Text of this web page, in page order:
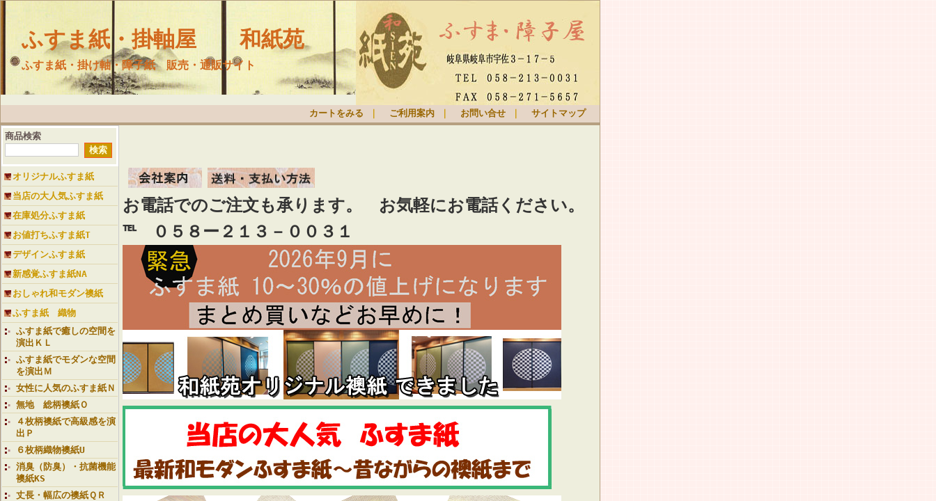
ふすま紙・掛軸屋 和紙苑
ふすま紙・掛け軸・障子紙 販売・通販サイト
カートをみる ご利用案内 お問い合せ サイトマップ
商品検索
オリジナルふすま紙
当店の大人気ふすま紙
在庫処分ふすま紙
お値打ちふすま紙T
デザインふすま紙
新感覚ふすま紙NA
おしゃれ和モダン襖紙
ふすま紙 織物
ふすま紙で癒しの空間を
演出ＫＬ
ふすま紙でモダンな空間
を演出Ｍ
女性に人気のふすま紙Ｎ
無地 総柄襖紙Ｏ
４枚柄襖紙で高級感を演
出Ｐ
６枚柄織物襖紙U
消臭（防臭）・抗菌機能
襖紙KS
丈長・幅広の襖紙ＱＲ
お電話でのご注文も承ります。 お気軽にお電話ください。
℡ ０５８ー２１３－００３１